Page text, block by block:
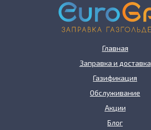
Главная
Заправка и доставка
Газификация
Обслуживание
Акции
Блог